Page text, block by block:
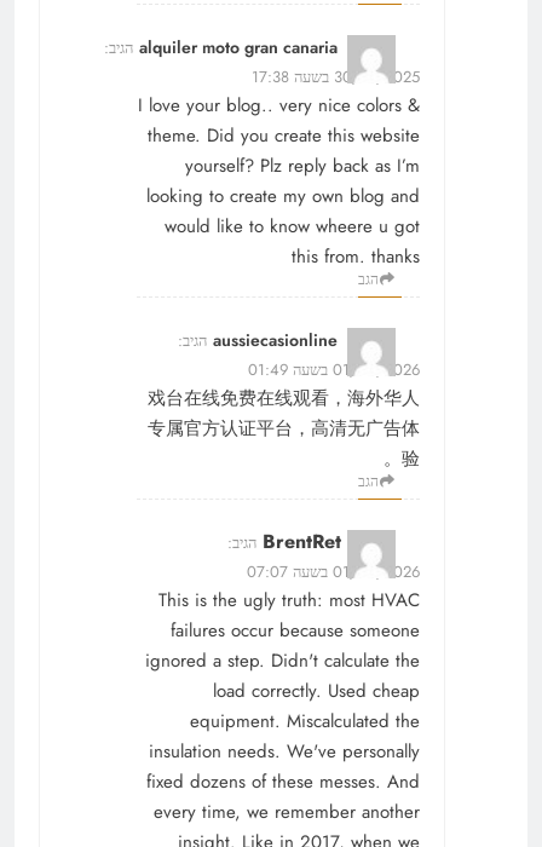
alquiler moto gran canaria הגיב:
30/12/2025 בשעה 17:38
I love your blog.. very nice colors &
theme. Did you create this website
yourself? Plz reply back as I’m
looking to create my own blog and
would like to know wheere u got
this from. thanks
הגב
aussiecasionline הגיב:
01/02/2026 בשעה 01:49
戏台在线免费在线观看，海外华人
专属官方认证平台，高清无广告体
验。
הגב
BrentRet הגיב:
01/02/2026 בשעה 07:07
This is the ugly truth: most HVAC
failures occur because someone
ignored a step. Didn't calculate the
load correctly. Used cheap
equipment. Miscalculated the
insulation needs. We've personally
fixed dozens of these messes. And
every time, we remember another